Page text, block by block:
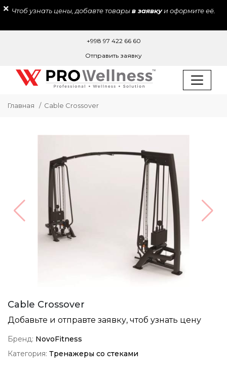
Чтоб узнать цены, добавте товарыв заявкуи оформите её.
+998 97 422 66 60
Отправить заявку
Главная Cable Crossover
Cable Crossover
Добавьте и отправте заявку, чтоб узнать цену
Бренд: NovoFitness
Категория: Тренажеры со стеками